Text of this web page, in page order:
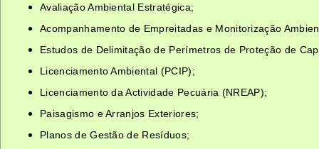
Avaliação Ambiental Estratégica;
Acompanhamento de Empreitadas e Monitorização
Estudos de Delimitação de Perímetros de Proteção de
Licenciamento Ambiental (PCIP);
Licenciamento da Actividade Pecuária (NREAP);
Paisagismo e Arranjos Exteriores;
Planos de Gestão de Resíduos;